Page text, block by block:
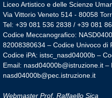
Liceo Artistico e delle Scienze
Via Vittorio Veneto 514 - 80058
Tel: +39 081 536 2838 / +39 081
Codice Meccanografico:
82008380634 – Codice Univoco di
Codice iPA: istsc_nasd04000b –
Email: nasd04000b@istruzione.it –
nasd04000b@pec.istruzione.it
Webmaster Prof. Raffaello Sica